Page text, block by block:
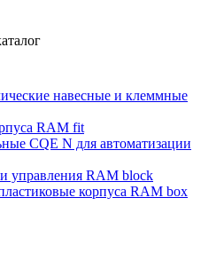
навесные и клеммные
RAM fit
CQE N для автоматизации
управления RAM block
корпуса RAM box